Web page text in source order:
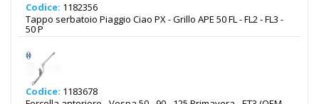
Codice: 1182356
Tappo serbatoio Piaggio Ciao PX - Grillo APE 50 FL - FL2 - FL3 -
50 P
Codice: 1183678